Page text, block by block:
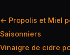
Navigation
de
l’article
← Propolis et Miel
Saisonniers
Vinaigre de cidre